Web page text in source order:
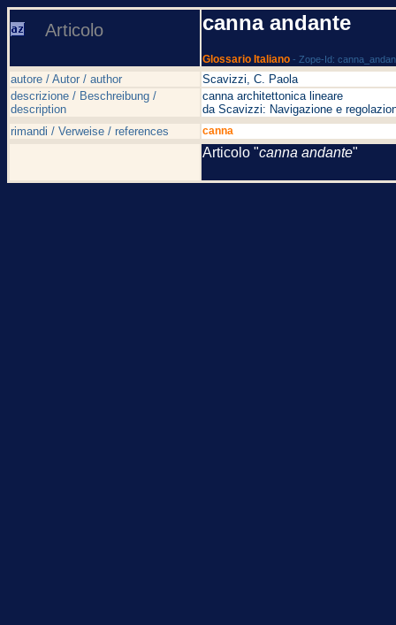
Articolo canna andante
Glossario Italiano - Zope-Id:
autore / Autor / author
Scavizzi, C. Paola
descrizione / Beschreibung /
description
canna architettonica lineare
da Scavizzi: Navigazione e
rimandi / Verweise / references
canna
Articolo "canna andante"